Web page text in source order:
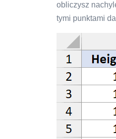
obliczysz
tymi punktami